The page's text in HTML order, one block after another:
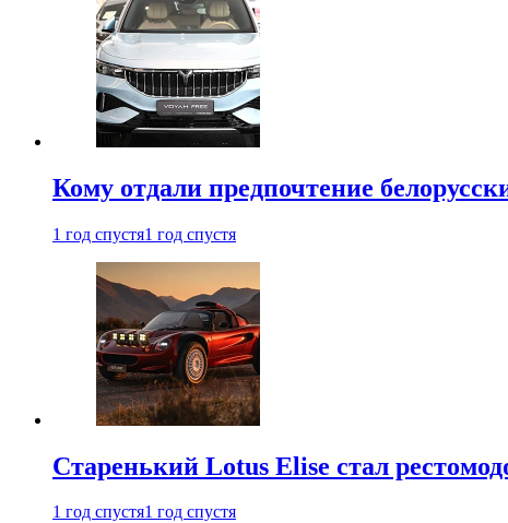
Кому отдали предпочтение
1 год спустя1 год спустя
Старенький Lotus Elise стал
1 год спустя1 год спустя